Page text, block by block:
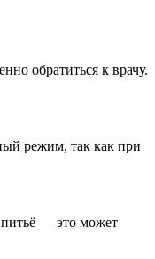
обратиться к врачу.
режим, так как при
питьё — это может